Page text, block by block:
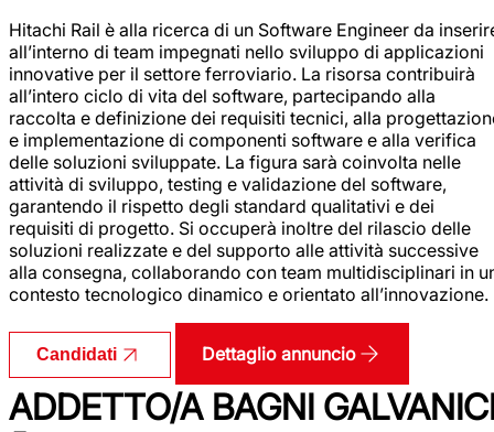
Hitachi Rail è alla ricerca di un Software Engineer da
all’interno di team impegnati nello sviluppo di applicazioni
innovative per il settore ferroviario. La risorsa contribuirà
all’intero ciclo di vita del software, partecipando alla
raccolta e definizione dei requisiti tecnici, alla
e implementazione di componenti software e alla verifica
delle soluzioni sviluppate. La figura sarà coinvolta nelle
attività di sviluppo, testing e validazione del software,
garantendo il rispetto degli standard qualitativi e dei
requisiti di progetto. Si occuperà inoltre del rilascio delle
soluzioni realizzate e del supporto alle attività successive
alla consegna, collaborando con team multidisciplinari in
contesto tecnologico dinamico e orientato all’innovazione.
Candidati Dettaglio annuncio
ADDETTO/A BAGNI